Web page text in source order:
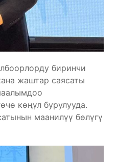
биринчи
жаштар саясаты
көңүл бурулууда.
маанилүү бөлүгү